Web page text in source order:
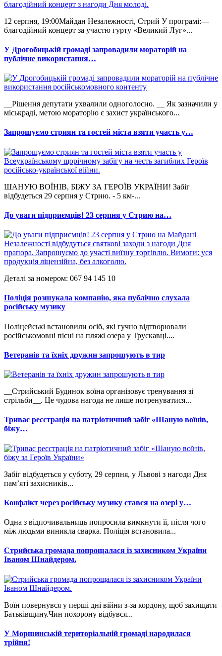
12 серпня, 19:00Майдан Незалежності, Стрий У програмі:—
благодійний концерт за участю гурту «Великий Луг»...
У Дрогобицькій громаді запровадили мораторій на
публічне використання…
__Рішення депутати ухвалили одноголосно. __ Як зазначили у
міськраді, метою мораторію є захист українського...
Запрошуємо стриян та гостей міста взяти участь у…
ШАНУЮ ВОЇНІВ, БІЖУ ЗА ГЕРОЇВ УКРАЇНИ! Забіг
відбудеться 29 серпня у Стрию. - 5 км-...
До уваги підприємців! 23 серпня у Стрию на…
Деталі за номером: 067 94 145 10
Поліція розшукала компанію, яка публічно слухала
російську музику
Поліцейські встановили осіб, які гучно відтворювали
російськомовні пісні на пляжі озера у Трускавці....
Ветеранів та їхніх дружин запрошують в тир
__Стрийський Будинок воїна організовує тренування зі
стрільби__. Це чудова нагода не лише потренуватися...
Триває реєстрація на патріотичний забіг «Шаную воїнів,
біжу…
Забіг відбудеться у суботу, 29 серпня, у Львові з нагоди Дня
пам’яті захисників...
Конфлікт через російську музику стався на озері у…
Одна з відпочивальниць попросила вимкнути її, після чого
між людьми виникла сварка. Поліція встановила...
Стрийська громада попрощалася із захисником України
Іваном Шнайдером.
Воїн повернувся у перші дні війни з-за кордону, щоб захищати
Батьківщину.Чин похорону відбувся...
У Моршинській територіальній громаді народилася
трійня!